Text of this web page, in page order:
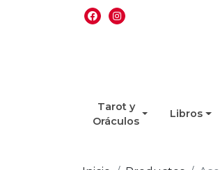
Tarot y
Oráculos
Libros